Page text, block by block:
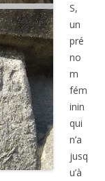
S,
un
pré
no
m
fém
inin
qui
n’a
jusq
u’à